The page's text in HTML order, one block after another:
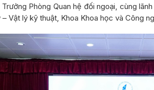
Phòng Quan hệ đối ngoại, cùng
Vật lý kỹ thuật, Khoa Khoa học và Công